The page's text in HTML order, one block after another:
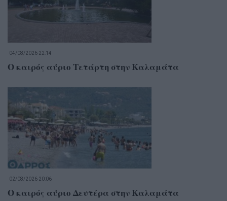
04/08/2026 22:14
Ο καιρός αύριο Τετάρτη στην Καλαμάτα
02/08/2026 20:06
Ο καιρός αύριο Δευτέρα στην Καλαμάτα